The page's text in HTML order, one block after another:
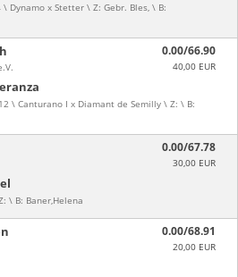
\ Dynamo x Stetter \ Z: Gebr. Bles, \ B:
\ Canturano I x Diamant de Semilly \ Z: \ B:
0.00/66.90
40,00 EUR
\ B: Baner,Helena
0.00/67.78
30,00 EUR
0.00/68.91
20,00 EUR